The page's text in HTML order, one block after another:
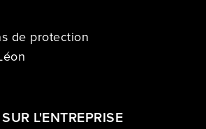
de protection
L'ENTREPRISE